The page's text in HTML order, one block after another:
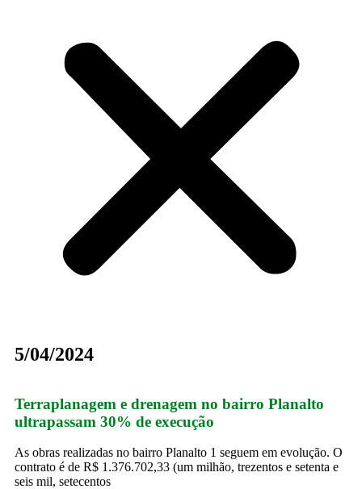
5/04/2024
Terraplanagem e drenagem no bairro Planalto
ultrapassam 30% de execução
As obras realizadas no bairro Planalto 1 seguem em evolução. O
contrato é de R$ 1.376.702,33 (um milhão, trezentos e setenta e
seis mil, setecentos